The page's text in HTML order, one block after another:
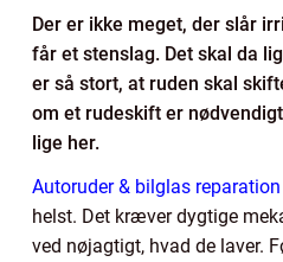
Der er ikke meget, der slår
får et stenslag. Det skal da
er så stort, at ruden skal
om et rudeskift er
lige her.
Autoruder & bilglas reparation
helst. Det kræver dygtige
ved nøjagtigt, hvad de laver.